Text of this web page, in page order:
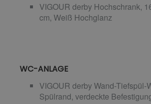
VIGOUR derby Hochschrank,
cm, Weiß Hochglanz
WC-ANLAGE
VIGOUR derby Wand-Tiefspül-
Spülrand, verdeckte